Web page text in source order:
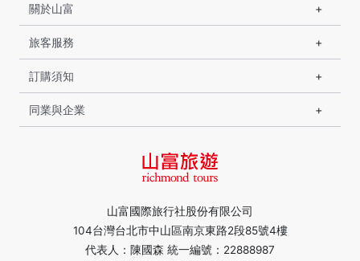
山富國際旅行社股份有限公司
104台灣台北市中山區南京東路2段85號4樓
代表人：陳國森 統一編號：22888987
關於山富
旅客服務
訂購須知
同業與企業